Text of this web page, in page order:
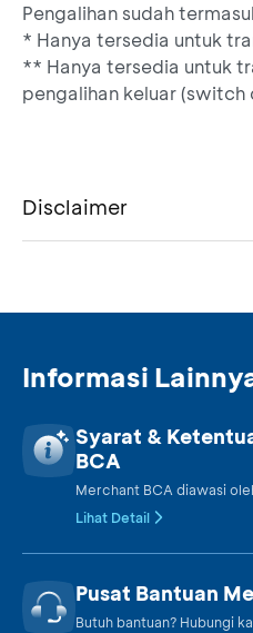
Pengalihan sudah
* Hanya tersedia untuk
** Hanya tersedia untuk
pengalihan keluar (switch
Disclaimer
Informasi
Syarat &
BCA
Merchant BCA diawasi
Lihat Detail
Pusat Bantuan
Butuh bantuan? Hubungi